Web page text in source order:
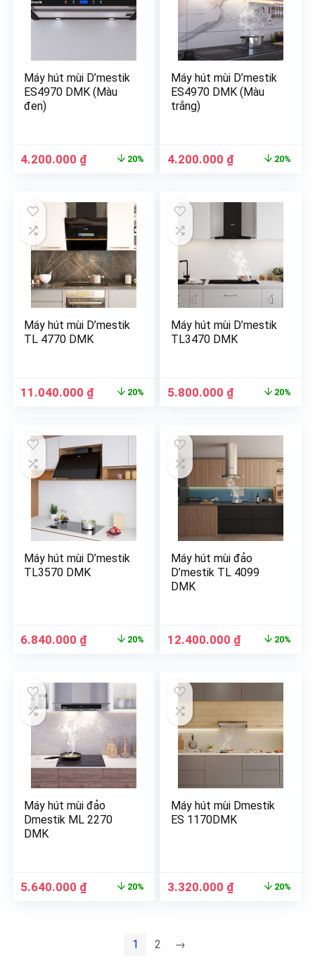
Máy hút mùi D’mestik
ES4970 DMK (Màu
đen)
4.200.000 ₫ 20%
Máy hút mùi D’mestik
ES4970 DMK (Màu
trắng)
4.200.000 ₫ 20%
Máy hút mùi D’mestik
TL 4770 DMK
11.040.000 ₫ 20%
Máy hút mùi D’mestik
TL3470 DMK
5.800.000 ₫ 20%
Máy hút mùi D’mestik
TL3570 DMK
6.840.000 ₫ 20%
Máy hút mùi đảo
D’mestik TL 4099
DMK
12.400.000 ₫ 20%
Máy hút mùi đảo
Dmestik ML 2270
DMK
5.640.000 ₫ 20%
Máy hút mùi Dmestik
ES 1170DMK
3.320.000 ₫ 20%
1 2 →